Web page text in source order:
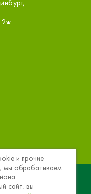
2ж
теплоизоляция и
и прочие
мы обрабатываем
сайт, вы